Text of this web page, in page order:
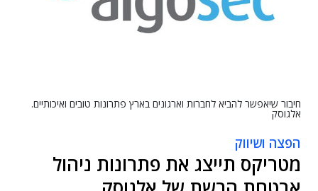
חיבור שיאפשר להביא לחברות וארגונים בארץ פתרונות טובים ואיכותיים.
אלגוסק
הפצה ושיווק
מטריקס תייצג את פתרונות ניהול